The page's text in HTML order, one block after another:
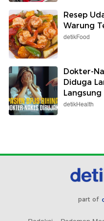
Resep
Warung
detikFood
Dokter-
Diduga
Langsung
detikHealth
part of